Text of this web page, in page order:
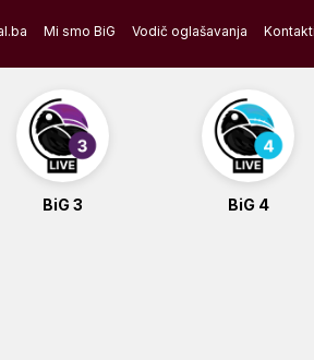
Mi smo BiG Vodič oglašavanja
BiG 3 BiG 4